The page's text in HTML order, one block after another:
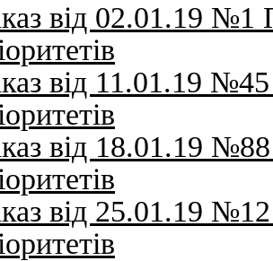
від 02.01.19 №1
від 11.01.19
від 18.01.19
від 25.01.19